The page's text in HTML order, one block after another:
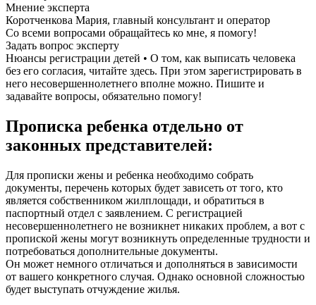
Мнение эксперта
Коротченкова Мария, главный консультант и оператор
Со всеми вопросами обращайтесь ко мне, я помогу!
Задать вопрос эксперту
Нюансы регистрации детей • О том, как выписать человека
без его согласия, читайте здесь. При этом зарегистрировать в
него несовершеннолетнего вполне можно. Пишите и
задавайте вопросы, обязательно помогу!
Прописка ребенка отдельно от
законных представителей:
Для прописки жены и ребенка необходимо собрать
документы, перечень которых будет зависеть от того, кто
является собственником жилплощади, и обратиться в
паспортный отдел с заявлением. С регистрацией
несовершеннолетнего не возникнет никаких проблем, а вот с
пропиской жены могут возникнуть определенные трудности и
потребоваться дополнительные документы.
Он может немного отличаться и дополняться в зависимости
от вашего конкретного случая. Однако основной сложностью
будет выступать отчуждение жилья.